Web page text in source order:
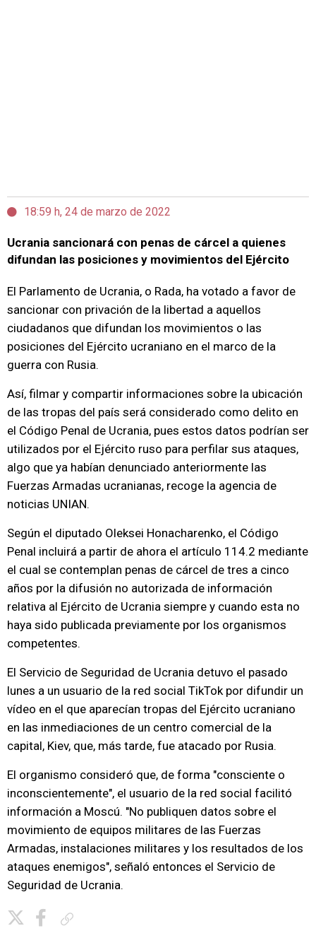
18:59 h, 24 de marzo de 2022
Ucrania sancionará con penas de cárcel a quienes
difundan las posiciones y movimientos del Ejército
El Parlamento de Ucrania, o Rada, ha votado a favor de
sancionar con privación de la libertad a aquellos
ciudadanos que difundan los movimientos o las
posiciones del Ejército ucraniano en el marco de la
guerra con Rusia.
Así, filmar y compartir informaciones sobre la ubicación
de las tropas del país será considerado como delito en
el Código Penal de Ucrania, pues estos datos podrían ser
utilizados por el Ejército ruso para perfilar sus ataques,
algo que ya habían denunciado anteriormente las
Fuerzas Armadas ucranianas, recoge la agencia de
noticias UNIAN.
Según el diputado Oleksei Honacharenko, el Código
Penal incluirá a partir de ahora el artículo 114.2 mediante
el cual se contemplan penas de cárcel de tres a cinco
años por la difusión no autorizada de información
relativa al Ejército de Ucrania siempre y cuando esta no
haya sido publicada previamente por los organismos
competentes.
El Servicio de Seguridad de Ucrania detuvo el pasado
lunes a un usuario de la red social TikTok por difundir un
vídeo en el que aparecían tropas del Ejército ucraniano
en las inmediaciones de un centro comercial de la
capital, Kiev, que, más tarde, fue atacado por Rusia.
El organismo consideró que, de forma "consciente o
inconscientemente", el usuario de la red social facilitó
información a Moscú. "No publiquen datos sobre el
movimiento de equipos militares de las Fuerzas
Armadas, instalaciones militares y los resultados de los
ataques enemigos", señaló entonces el Servicio de
Seguridad de Ucrania.